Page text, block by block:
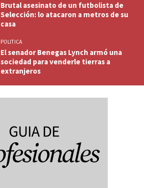
Brutal asesinato de un futbolista de
Selección: lo atacaron a metros de su
casa
POLITICA
El senador Benegas Lynch armó una
sociedad para venderle tierras a
extranjeros